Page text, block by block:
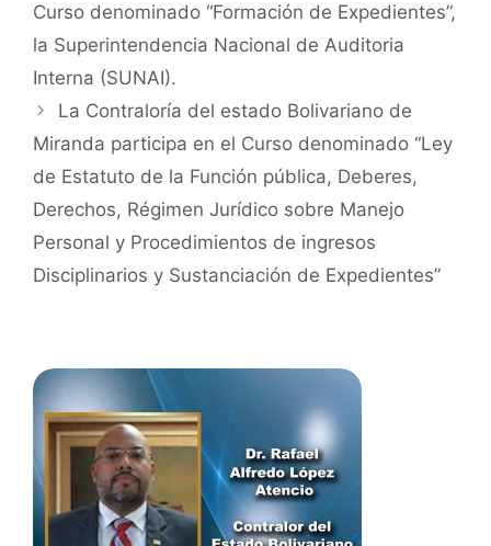
Curso denominado “Formación de Expedientes”,
la Superintendencia Nacional de Auditoria
Interna (SUNAI).
La Contraloría del estado Bolivariano de
Miranda participa en el Curso denominado “Ley
de Estatuto de la Función pública, Deberes,
Derechos, Régimen Jurídico sobre Manejo
Personal y Procedimientos de ingresos
Disciplinarios y Sustanciación de Expedientes”